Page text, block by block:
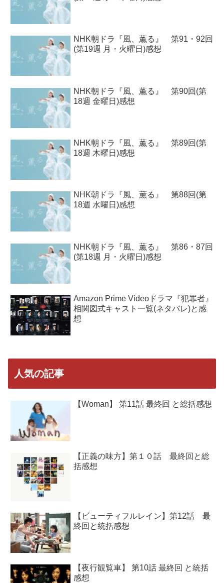
NHK朝ドラ『風、薫る』 第91・92回
(第19週 月・火曜日)感想
NHK朝ドラ『風、薫る』 第90回(第
18週 金曜日)感想
NHK朝ドラ『風、薫る』 第89回(第
18週 木曜日)感想
NHK朝ドラ『風、薫る』 第88回(第
18週 水曜日)感想
NHK朝ドラ『風、薫る』 第86・87回
(第18週 月・火曜日)感想
Amazon Prime Videoドラマ『犯罪者』
相関図式キャスト一覧(ネタバレ)と感
想
人気の記事
【Woman】 第11話 最終回 と総括感想
【正義の味方】第１０話 最終回と総
括感想
【ビューティフルレイン】第12話 最
終回と統括感想
【夜行観覧車】 第10話 最終回 と統括
感想